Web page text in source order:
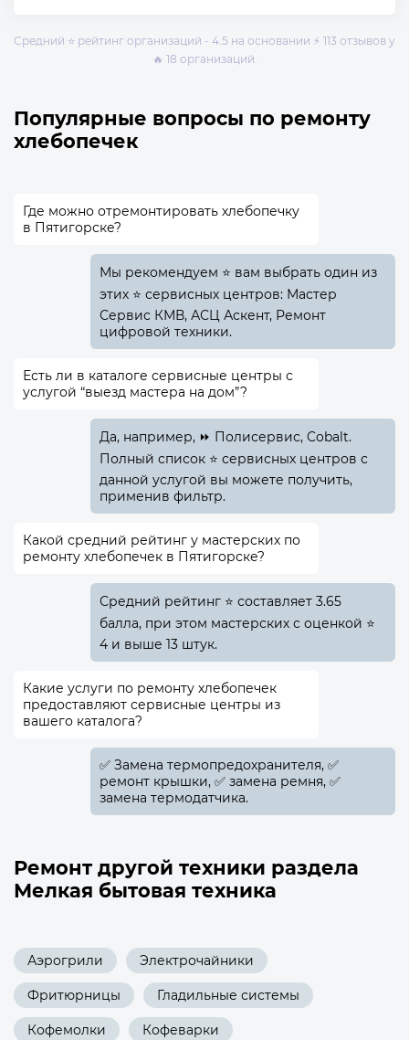
Средний ⭐ рейтинг организаций - 4.5 на основании ⚡ 113 отзывов у
🔥 18 организаций.
Популярные вопросы по ремонту
хлебопечек
Где можно отремонтировать хлебопечку
в Пятигорске?
Мы рекомендуем ⭐ вам выбрать один из
этих ⭐ сервисных центров: Мастер
Сервис КМВ, АСЦ Аскент, Ремонт
цифровой техники.
Есть ли в каталоге сервисные центры с
услугой “выезд мастера на дом”?
Да, например, ⏩ Полисервис, Cobalt.
Полный список ⭐ сервисных центров с
данной услугой вы можете получить,
применив фильтр.
Какой средний рейтинг у мастерских по
ремонту хлебопечек в Пятигорске?
Средний рейтинг ⭐ составляет 3.65
балла, при этом мастерских с оценкой ⭐
4 и выше 13 штук.
Какие услуги по ремонту хлебопечек
предоставляют сервисные центры из
вашего каталога?
✅️ Замена термопредохранителя, ✅️
ремонт крышки, ✅️ замена ремня, ✅️
замена термодатчика.
Ремонт другой техники раздела
Мелкая бытовая техника
Аэрогрили Электрочайники
Фритюрницы Гладильные системы
Кофемолки Кофеварки